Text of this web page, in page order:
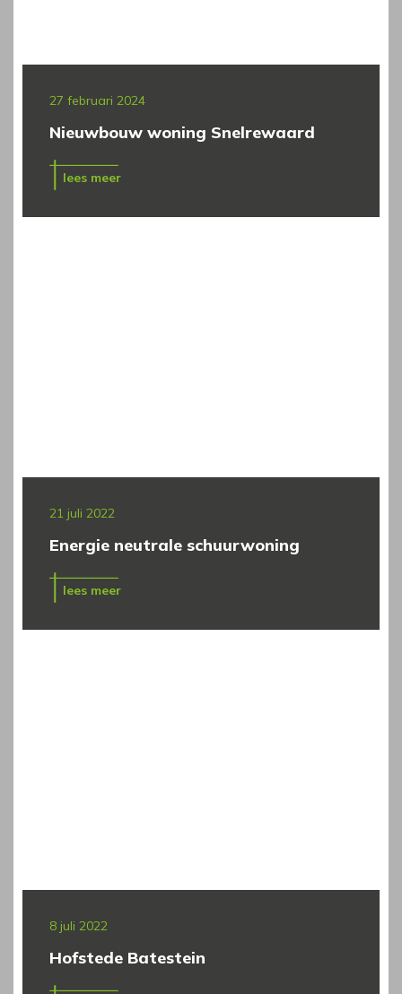
27 februari 2024
Nieuwbouw woning Snelrewaard
lees meer
21 juli 2022
Energie neutrale schuurwoning
lees meer
8 juli 2022
Hofstede Batestein